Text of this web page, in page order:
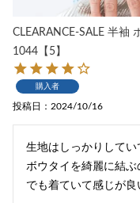
CLEARANCE-SALE 半袖
1044【5】
購入者
投稿日 2024/10/16
生地はしっかりしてい
ボウタイを綺麗に結ぶ
でも着ていて感じが良